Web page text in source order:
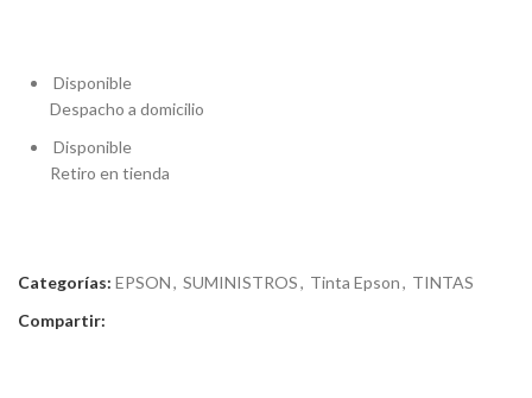
Disponible
Despacho a domicilio
Disponible
Retiro en tienda
Categorías: EPSON, SUMINISTROS, Tinta Epson, TINTAS
Compartir: